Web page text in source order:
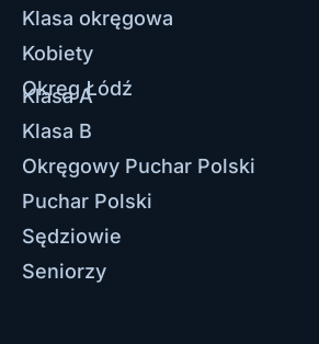
Klasa okręgowa
Kobiety
Okręg Łódź
Klasa A
Klasa B
Okręgowy Puchar Polski
Puchar Polski
Sędziowie
Seniorzy